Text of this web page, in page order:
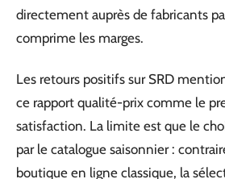
directement auprès de fabricants
comprime les marges.
Les retours positifs sur SRD
ce rapport qualité-prix comme le
satisfaction. La limite est que le
par le catalogue saisonnier :
boutique en ligne classique, la